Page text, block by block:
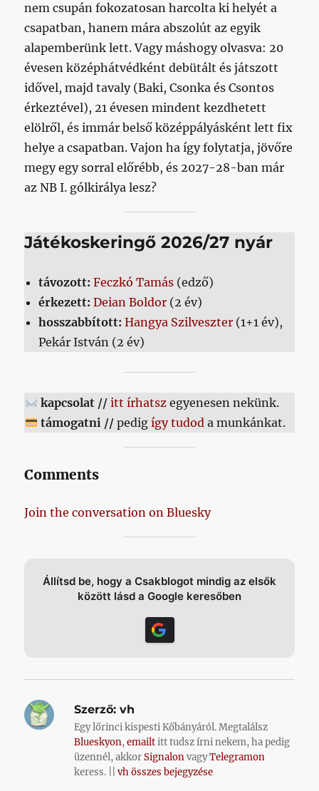
nem csupán fokozatosan harcolta ki helyét a
csapatban, hanem mára abszolút az egyik
alapemberünk lett. Vagy máshogy olvasva: 20
évesen középhátvédként debütált és játszott
idővel, majd tavaly (Baki, Csonka és Csontos
érkeztével), 21 évesen mindent kezdhetett
elölről, és immár belső középpályásként lett fix
helye a csapatban. Vajon ha így folytatja, jövőre
megy egy sorral előrébb, és 2027-28-ban már
az NB I. gólkirálya lesz?
Játékoskeringő 2026/27 nyár
távozott: Feczkó Tamás (edző)
érkezett: Deian Boldor (2 év)
hosszabbított: Hangya Szilveszter (1+1 év),
Pekár István (2 év)
kapcsolat // itt írhatszegyenesen nekünk.
támogatni //pedig így tudoda munkánkat.
Comments
Join the conversation on Bluesky
Állítsd be, hogy a Csakblogot mindig az elsők
között lásd a Google keresőben
Szerző: vh
Egy lőrinci kispesti Kőbányáról. Megtalálsz
Blueskyon,emailtitt tudsz írni nekem, ha pedig
üzennél, akkorSignalonvagyTelegramon
keress. ||vh összes bejegyzése